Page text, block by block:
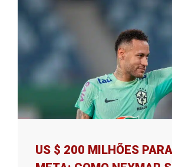
US $ 200 MILHÕES